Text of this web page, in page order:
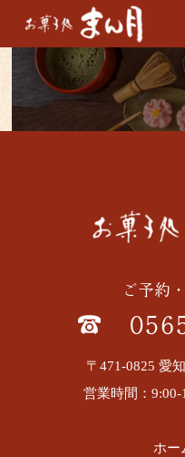
ご予約
〒471-0825 愛
営業時間：
ホー